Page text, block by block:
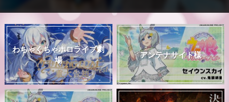
わちゃくちゃホロライブ劇
場
アンテナサイト様